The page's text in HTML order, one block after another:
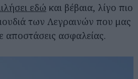
εδώ και βέβαια, λίγο πιο
των Λεγραινών που μας
αποστάσεις ασφαλείας.